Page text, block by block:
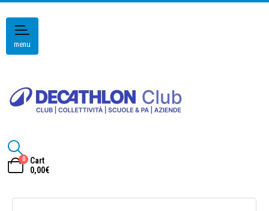
menu
0
Cart
0,00€